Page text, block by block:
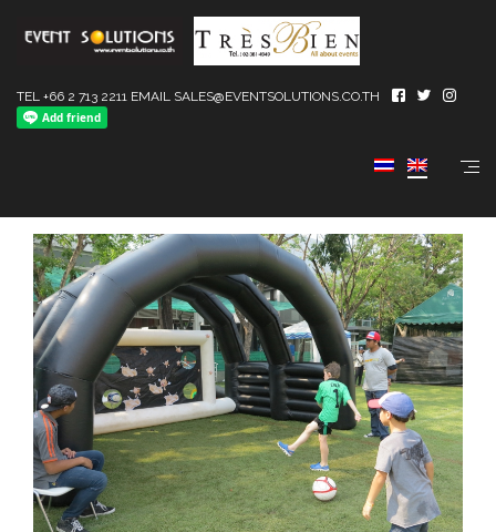
TEL +66 2 713 2211 EMAIL SALES@EVENTSOLUTIONS.CO.TH
(ไทย) Kick Off (new)